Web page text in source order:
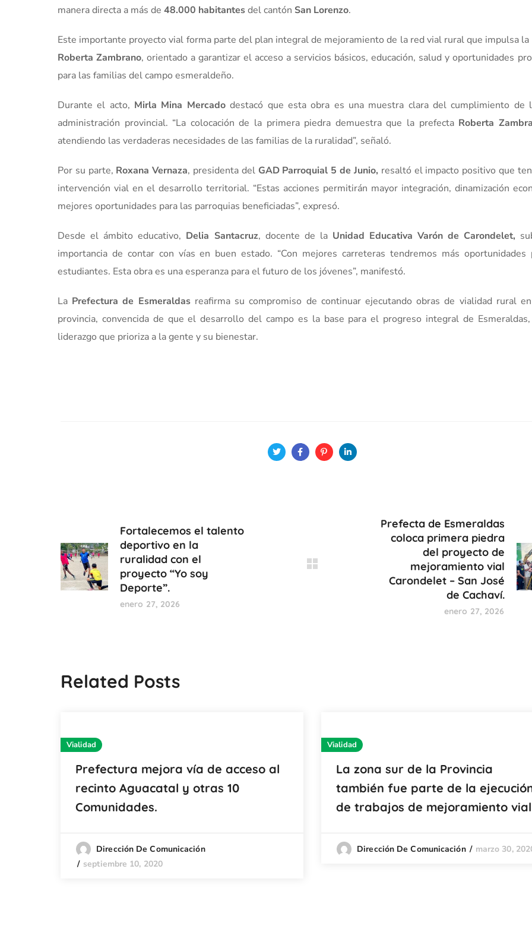
manera directa a más de 48.000 habitantesdel cantón San Lorenzo.
Este importante proyecto vial forma parte del plan integral de mejoramiento de la red vial rural que impulsa la
Roberta Zambrano, orientado a garantizar el acceso a servicios básicos, educación, salud y oportunidades
para las familias del campo esmeraldeño.
Durante el acto, Mirla Mina Mercadodestacó que esta obra es una muestra clara del cumplimiento de
administración provincial. “La colocación de la primera piedra demuestra que la prefecta Roberta
atendiendo las verdaderas necesidades de las familias de la ruralidad”, señaló.
Por su parte, Roxana Vernaza, presidenta del GAD Parroquial 5 de Junio, resaltó el impacto positivo que
intervención vial en el desarrollo territorial. “Estas acciones permitirán mayor integración, dinamización
mejores oportunidades para las parroquias beneficiadas”, expresó.
Desde el ámbito educativo, Delia Santacruz, docente de la Unidad Educativa Varón de Carondelet,
importancia de contar con vías en buen estado. “Con mejores carreteras tendremos más oportunidades
estudiantes. Esta obra es una esperanza para el futuro de los jóvenes”, manifestó.
La Prefectura de Esmeraldasreafirma su compromiso de continuar ejecutando obras de vialidad rural
provincia, convencida de que el desarrollo del campo es la base para el progreso integral de
liderazgo que prioriza a la gente y su bienestar.
Fortalecemos el talento
deportivo en la
ruralidad con el
proyecto “Yo soy
Deporte”.
enero 27, 2026
Prefecta de Esmeraldas
coloca primera piedra
del proyecto de
mejoramiento vial
Carondelet – San José
de Cachaví.
enero 27, 2026
Related Posts
Vialidad
Prefectura mejora vía de acceso al
recinto Aguacatal y otras 10
Comunidades.
Dirección De Comunicación
septiembre 10, 2020
Vialidad
La zona sur de la Provincia
también fue parte de la
de trabajos de mejoramiento vial
Dirección De Comunicación marzo 30,